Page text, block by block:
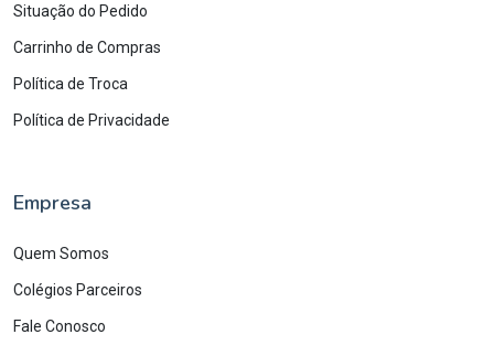
Situação do Pedido
Carrinho de Compras
Política de Troca
Política de Privacidade
Empresa
Quem Somos
Colégios Parceiros
Fale Conosco